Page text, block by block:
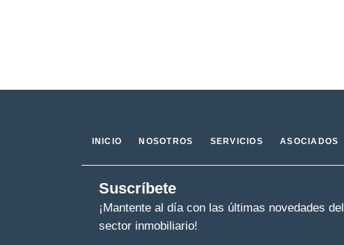
INICIO NOSOTROS SERVICIOS ASOCIADOS
Suscríbete
¡Mantente al día con las últimas novedades del
sector inmobiliario!